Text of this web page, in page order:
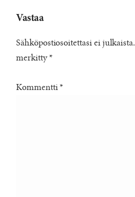
Vastaa
Sähköpostiosoitettasi ei julkaista.
merkitty *
Kommentti *